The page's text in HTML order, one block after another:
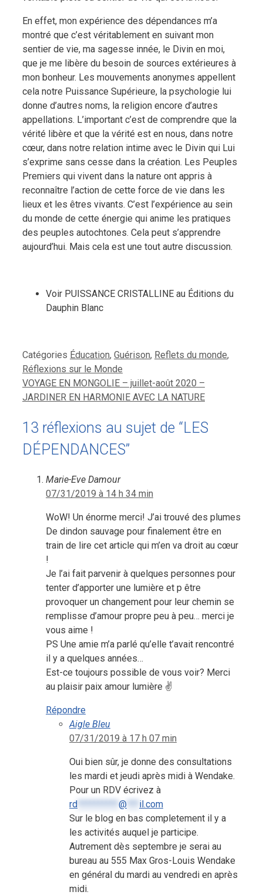
En effet, mon expérience des dépendances m’a
montré que c’est véritablement en suivant mon
sentier de vie, ma sagesse innée, le Divin en moi,
que je me libère du besoin de sources extérieures à
mon bonheur. Les mouvements anonymes appellent
cela notre Puissance Supérieure, la psychologie lui
donne d’autres noms, la religion encore d’autres
appellations. L’important c’est de comprendre que la
vérité libère et que la vérité est en nous, dans notre
cœur, dans notre relation intime avec le Divin qui Lui
s’exprime sans cesse dans la création. Les Peuples
Premiers qui vivent dans la nature ont appris à
reconnaître l’action de cette force de vie dans les
lieux et les êtres vivants. C’est l’expérience au sein
du monde de cette énergie qui anime les pratiques
des peuples autochtones. Cela peut s’apprendre
aujourd’hui. Mais cela est une tout autre discussion.
Voir PUISSANCE CRISTALLINE au Éditions du
Dauphin Blanc
Catégories Éducation, Guérison, Reflets du monde,
Réflexions sur le Monde
VOYAGE EN MONGOLIE – juillet-août 2020 –
JARDINER EN HARMONIE AVEC LA NATURE
13 réflexions au sujet de “LES
DÉPENDANCES”
Marie-Eve Damour
07/31/2019 à 14 h 34 min
WoW! Un énorme merci! J’ai trouvé des plumes
De dindon sauvage pour finalement être en
train de lire cet article qui m’en va droit au cœur
!
Je l’ai fait parvenir à quelques personnes pour
tenter d’apporter une lumière et p être
provoquer un changement pour leur chemin se
remplisse d’amour propre peu à peu… merci je
vous aime !
PS Une amie m’a parlé qu’elle t’avait rencontré
il y a quelques années…
Est-ce toujours possible de vous voir? Merci
au plaisir paix amour lumière ✌
Répondre
Aigle Bleu
07/31/2019 à 17 h 07 min
Oui bien sûr, je donne des consultations
les mardi et jeudi après midi à Wendake.
Pour un RDV écrivez à
rd
@
il.com
Sur le blog en bas completement il y a
les activités auquel je participe.
Autrement dès septembre je serai au
bureau au 555 Max Gros-Louis Wendake
en général du mardi au vendredi en après
midi.